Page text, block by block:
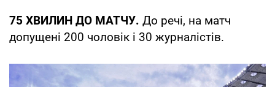
75 ХВИЛИН ДО МАТЧУ. До речі, на матч
допущені 200 чоловік і 30 журналістів.